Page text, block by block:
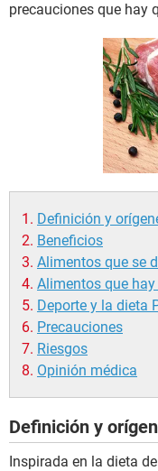
precauciones que hay
Definición y
Beneficios
Alimentos que se
Alimentos que
Deporte y la dieta
Precauciones
Riesgos
Opinión médica
Definición y
Inspirada en la dieta